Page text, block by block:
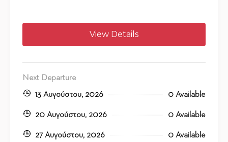
View Details
Next Departure
13 Αυγούστου, 2026 0 Available
20 Αυγούστου, 2026 0 Available
27 Αυγούστου, 2026 0 Available